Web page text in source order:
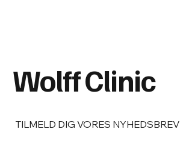
Wolff Clinic
TILMELD DIG VORES NYHEDSBREV